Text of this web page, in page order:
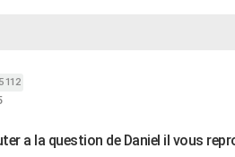
5 112
a la question de Daniel il vous